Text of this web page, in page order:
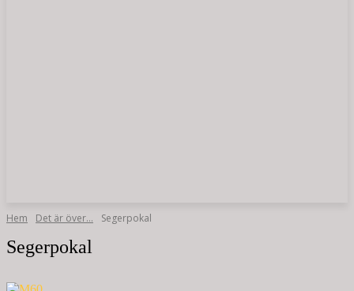
Hem Det är över… Segerpokal
Segerpokal